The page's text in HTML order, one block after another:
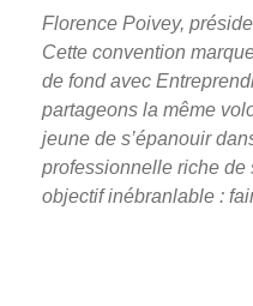
Florence Poivey,
Cette convention
de fond avec
partageons la même
jeune de s’épanouir
professionnelle riche de
objectif inébranlable :